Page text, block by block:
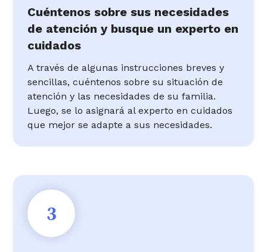
Cuéntenos sobre sus necesidades
de atención y busque un experto en
cuidados
A través de algunas instrucciones breves y
sencillas, cuéntenos sobre su situación de
atención y las necesidades de su familia.
Luego, se lo asignará al experto en cuidados
que mejor se adapte a sus necesidades.
3